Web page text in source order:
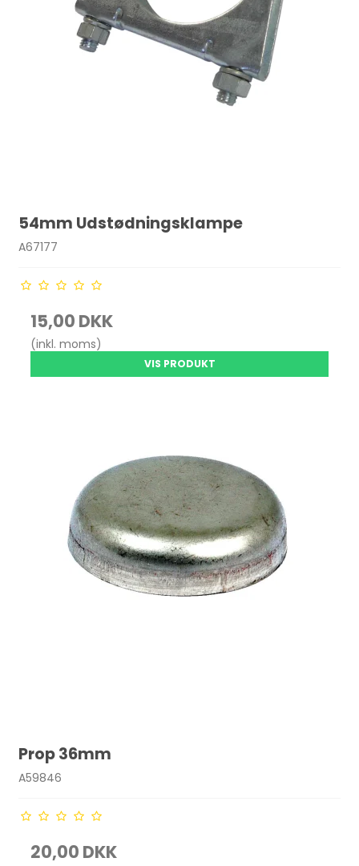
54mm Udstødningsklampe
A67177
15,00 DKK
(inkl. moms)
VIS PRODUKT
Prop 36mm
A59846
20,00 DKK